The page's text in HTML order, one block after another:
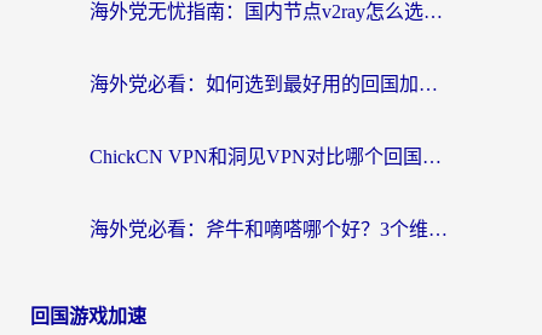
海外党无忧指南：国内节点v2ray怎么选？一键回国VPN+多场景实测帮你避坑
海外党必看：如何选到最好用的回国加速器？从节点到售后的全维度指南
ChickCN VPN和洞见VPN对比哪个回国效果更好？海外党亲测3款加速器+避坑指南
海外党必看：斧牛和嘀嗒哪个好？3个维度教你选对回国加速器
回国游戏加速